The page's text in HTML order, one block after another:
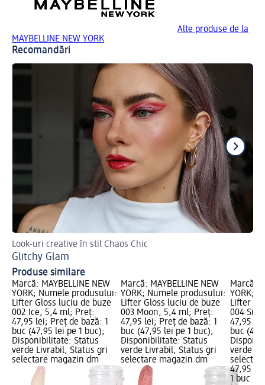
Alte produse de la
MAYBELLINE NEW YORK
Recomandări
Look-uri creative în stil Chaos Chic
Glitchy Glam
Produse similare
Marcă: MAYBELLINE NEW
YORK; Numele produsului:
Lifter Gloss luciu de buze
002 Ice, 5,4 ml; Preț:
47,95 lei; Preț de bază: 1
buc (47,95 lei pe 1 buc);
Disponibilitate: Status
verde Livrabil, Status gri
selectare magazin dm
Marcă: MAYBELLINE NEW
YORK; Numele produsului:
Lifter Gloss luciu de buze
003 Moon, 5,4 ml; Preț:
47,95 lei; Preț de bază: 1
buc (47,95 lei pe 1 buc);
Disponibilitate: Status
verde Livrabil, Status gri
selectare magazin dm
Marcă:
YORK;
Lifter
004
47,95
buc
verde
47,95 lei
1 buc